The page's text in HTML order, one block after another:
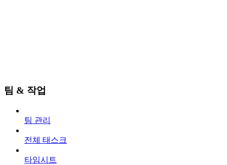
팀 & 작업
팀 관리
전체 태스크
타임시트